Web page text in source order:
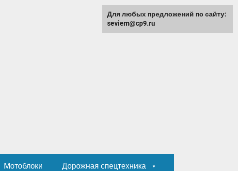
Мотоблоки Дорожная спецтехника
Для любых предложений по сайту:
seviem@cp9.ru